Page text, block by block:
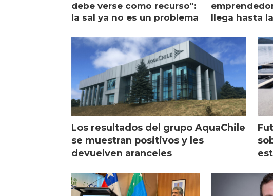
debe verse como recurso":
la sal ya no es un problema
llega hasta
Escocia
Los resultados del grupo AquaChile
se muestran positivos y les
devuelven aranceles